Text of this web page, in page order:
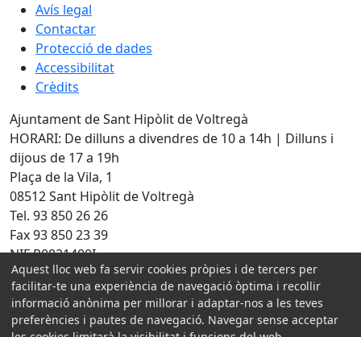
Avís legal
Contactar
Protecció de dades
Accessibilitat
Crèdits
Ajuntament de Sant Hipòlit de Voltregà
HORARI: De dilluns a divendres de 10 a 14h | Dilluns i
dijous de 17 a 19h
Plaça de la Vila, 1
08512 Sant Hipòlit de Voltregà
Tel. 93 850 26 26
Fax 93 850 23 39
NIF P0821400I
Amb la col·laboració de:
Aquest lloc web fa servir cookies pròpies i de tercers per
facilitar-te una experiència de navegació òptima i recollir
informació anònima per millorar i adaptar-nos a les teves
preferències i pautes de navegació. Navegar sense acceptar